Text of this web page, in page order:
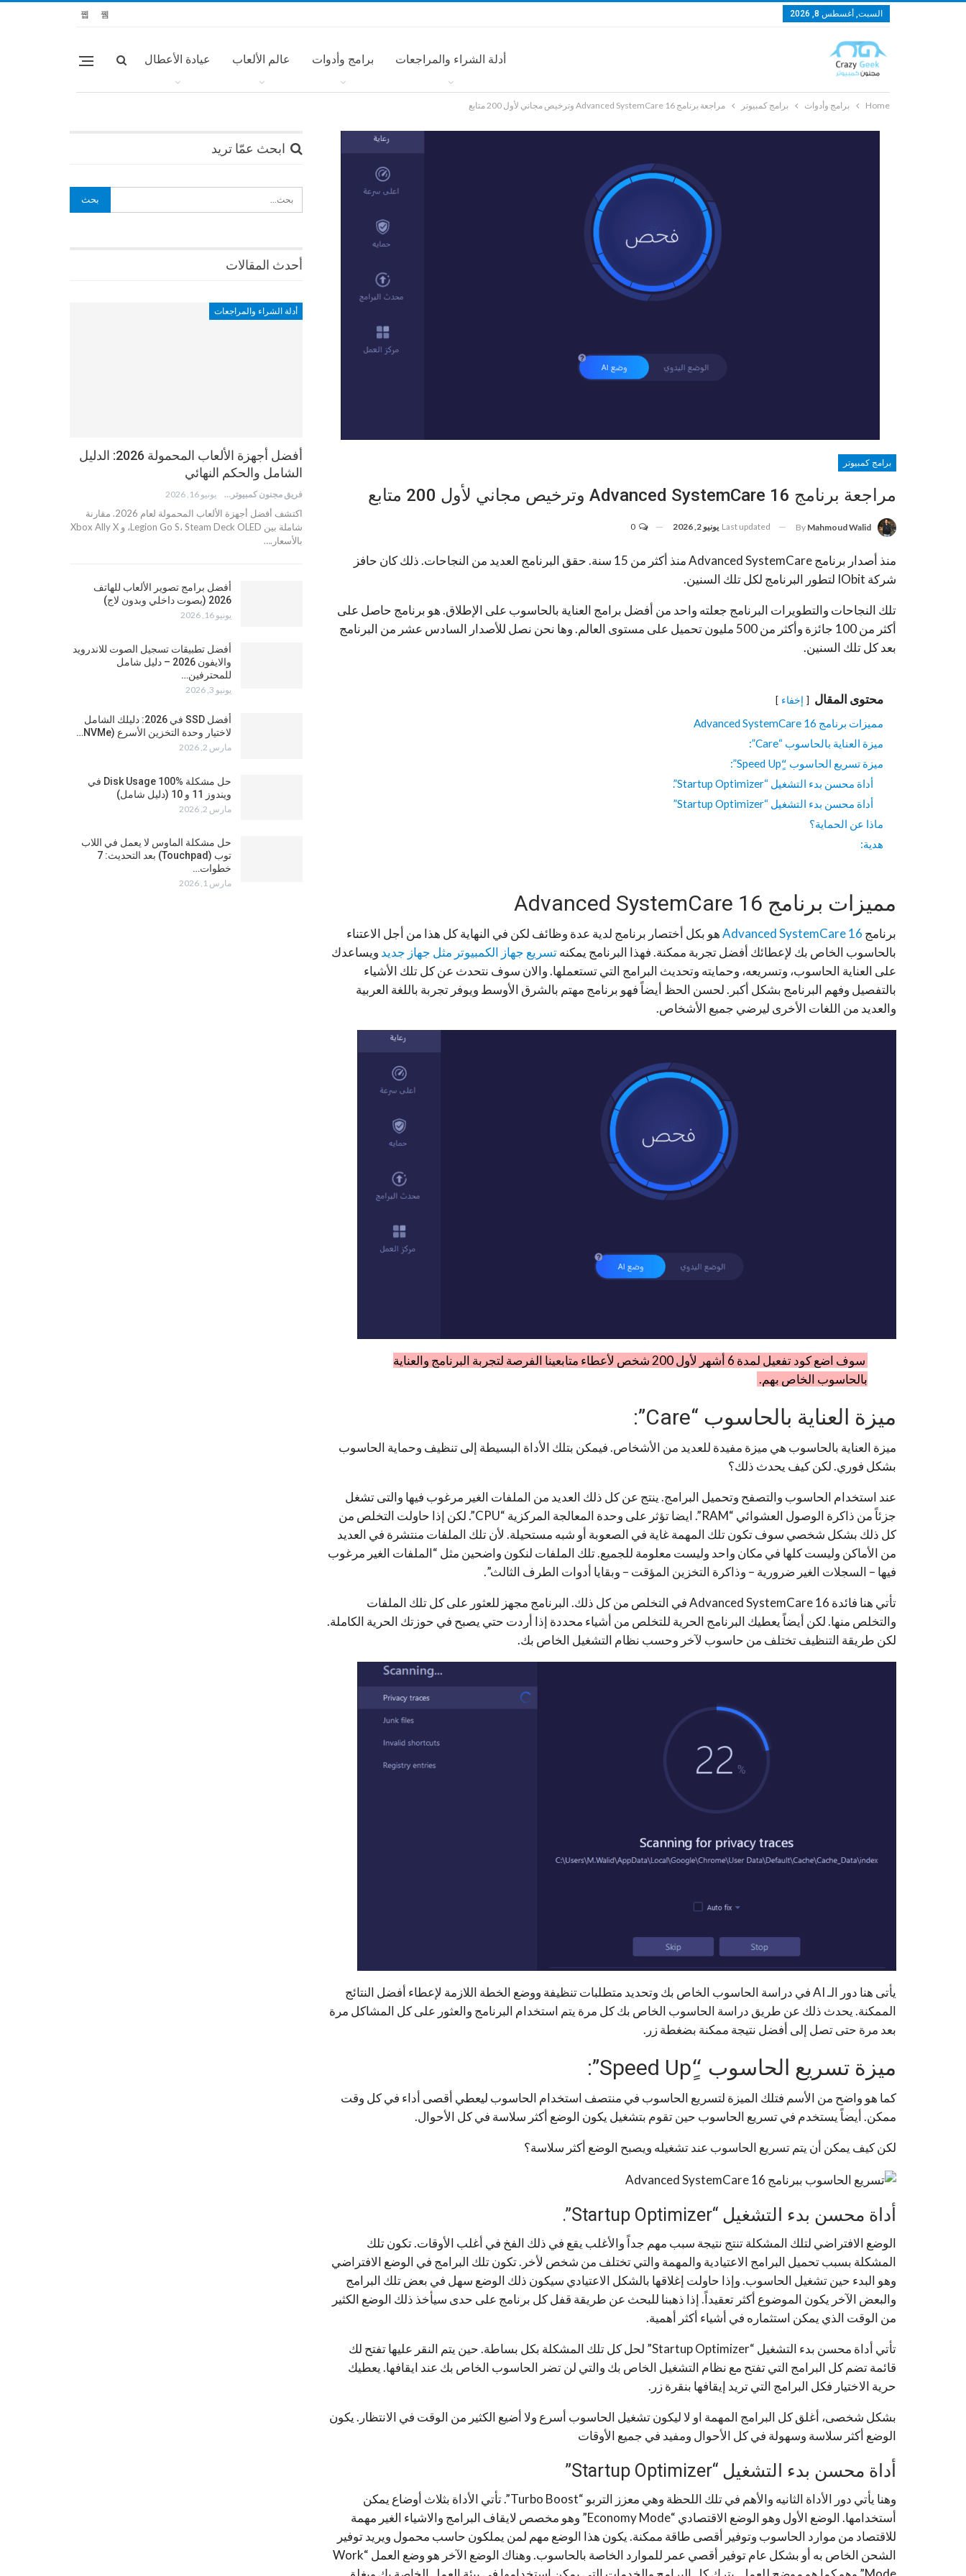
السبت, أغسطس 8, 2026
أدلة الشراء والمراجعات برامج وأدوات عالم الألعاب عيادة الأعطال
Home برامج وأدوات برامج كمبيوتر مراجعة برنامج Advanced SystemCare 16 وترخيص مجاني لأول 200 متابع
برامج كمبيوتر
مراجعة برنامج Advanced SystemCare 16 وترخيص مجاني لأول 200 متابع
By Mahmoud Walid
Last updated يونيو 2, 2026
منذ أصدار برنامج Advanced SystemCare منذ أكثر من 15 سنة. حقق البرنامج العديد من النجاحات. ذلك كان حافز
شركة IObit لتطور البرنامج لكل تلك السنين.
تلك النجاحات والتطويرات البرنامج جعلته واحد من أفضل برامج العناية بالحاسوب على الإطلاق. هو برنامج حاصل على
أكثر من 100 جائزة وأكثر من 500 مليون تحميل على مستوى العالم. وها نحن نصل للأصدار السادس عشر من البرنامج
بعد كل تلك السنين.
محتوى المقال إخفاء
مميزات برنامج Advanced SystemCare 16
ميزة العناية بالحاسوب “Care”:
ميزة تسريع الحاسوب “ٍSpeed Up”:
أداة محسن بدء التشغيل “Startup Optimizer”.
أداة محسن بدء التشغيل “Startup Optimizer”
ماذا عن الحماية؟
هدية:
مميزات برنامج Advanced SystemCare 16
برنامج Advanced SystemCare 16هو بكل أختصار برنامج لدية عدة وظائف لكن في النهاية كل هذا من أجل الاعتناء
بالحاسوب الخاص بك لإعطائك أفضل تجربة ممكنة. فهذا البرنامج يمكنهتسريع جهاز الكمبيوتر مثل جهاز جديد ويساعدك
على العناية الحاسوب، وتسريعه، وحمايته وتحديث البرامج التي تستعملها. والان سوف نتحدث عن كل تلك الأشياء
بالتفصيل وفهم البرنامج بشكل أكبر. لحسن الحظ أيضاً فهو برنامج مهتم بالشرق الأوسط ويوفر تجربة باللغة العربية
والعديد من اللغات الأخرى ليرضي جميع الأشخاص.
سوف اضع كود تفعيل لمدة 6 أشهر لأول 200 شخص لأعطاء متابعينا الفرصة لتجربة البرنامج والعناية
بالحاسوب الخاص بهم.
ميزة العناية بالحاسوب “Care”:
ميزة العناية بالحاسوب هي ميزة مفيدة للعديد من الأشخاص. فيمكن بتلك الأداة البسيطة إلى تنظيف وحماية الحاسوب
بشكل فوري. لكن كيف يحدث ذلك؟
عند استخدام الحاسوب والتصفح وتحميل البرامج. ينتج عن كل ذلك العديد من الملفات الغير مرغوب فيها والتى تشغل
جزئاً من ذاكرة الوصول العشوائي “RAM”. ايضا تؤثر على وحدة المعالجة المركزية “CPU”. لكن إذا حاولت التخلص من
كل ذلك بشكل شخصي سوف تكون تلك المهمة غاية في الصعوبة أو شبه مستحيلة. لأن تلك الملفات منتشرة في العديد
من الأماكن وليست كلها في مكان واحد وليست معلومة للجميع. تلك الملفات لنكون واضحين مثل “الملفات الغير مرغوب
فيها – السجلات الغير ضرورية – وذاكرة التخزين المؤقت – وبقايا أدوات الطرف الثالث”.
تأتي هنا فائدة Advanced SystemCare 16 في التخلص من كل ذلك. البرنامج مجهز للعثور على كل تلك الملفات
والتخلص منها. لكن أيضاً يعطيك البرنامج الحرية للتخلص من أشياء محددة إذا أردت حتي يصبح في حوزتك الحرية الكاملة.
لكن طريقة التنظيف تختلف من حاسوب لآخر وحسب نظام التشغيل الخاص بك.
يأتى هنا دور الـ AI في دراسة الحاسوب الخاص بك وتحديد متطلبات تنظيفة ووضع الخطة اللازمة لإعطاء أفضل النتائج
الممكنة. يحدث ذلك عن طريق دراسة الحاسوب الخاص بك كل مرة يتم استخدام البرنامج والعثور على كل المشاكل مرة
بعد مرة حتى تصل إلى أفضل نتيجة ممكنة بضغطة زر.
ميزة تسريع الحاسوب “ٍSpeed Up”:
كما هو واضح من الأسم فتلك الميزة لتسريع الحاسوب في منتصف استخدام الحاسوب ليعطي أقصى أداء في كل وقت
ممكن. أيضاً يستخدم في تسريع الحاسوب حين تقوم بتشغيل يكون الوضع أكثر سلاسة في كل الأحوال.
لكن كيف يمكن أن يتم تسريع الحاسوب عند تشغيله ويصبح الوضع أكثر سلاسة؟
أداة محسن بدء التشغيل “Startup Optimizer”.
الوضع الافتراضي لتلك المشكلة تنتج نتيجة سبب مهم جداً والأغلب يقع في ذلك الفخ في أغلب الأوقات. تكون تلك
المشكلة بسبب تحميل البرامج الاعتيادية والمهمة والتي تختلف من شخص لأخر. تكون تلك البرامج في الوضع الافتراضي
وهو البدء حين تشغيل الحاسوب. وإذا حاولت إغلاقها بالشكل الاعتيادي سيكون ذلك الوضع سهل في بعض تلك البرامج
والبعض الآخر يكون الموضوع أكثر تعقيداً. إذا ذهبنا للبحث عن طريقة قفل كل برنامج على حدى سيأخذ ذلك الوضع الكثير
من الوقت الذي يمكن استثماره في أشياء أكثر أهمية.
تأتي أداة محسن بدء التشغيل “Startup Optimizer” لحل كل تلك المشكلة بكل بساطة. حين يتم النقر عليها تفتح لك
قائمة تضم كل البرامج التي تفتح مع نظام التشغيل الخاص بك والتي لن تضر الحاسوب الخاص بك عند ايقافها. يعطيك
حرية الاختيار فكل البرامج التي تريد إيقافها بنقرة زر.
بشكل شخصى، أغلق كل البرامج المهمة او لا ليكون تشغيل الحاسوب أسرع ولا أضيع الكثير من الوقت في الانتظار. يكون
الوضع أكثر سلاسة وسهولة في كل الأحوال ومفيد في جميع الأوقات
أداة محسن بدء التشغيل “Startup Optimizer”
وهنا يأتي دور الأداة الثانيه والأهم في تلك اللحظة وهي معزز التربو “Turbo Boost”. تأتي الأداة بثلاث أوضاع يمكن
أستخدامها. الوضع الأول وهو الوضع الاقتصادي “Economy Mode” وهو مخصص لايقاف البرامج والاشياء الغير مهمة
للاقتصاد من موارد الحاسوب وتوفير أقصى طاقة ممكنة. يكون هذا الوضع مهم لمن يملكون حاسب محمول ويريد توفير
الشحن الخاص به أو بشكل عام توفير أقصي عمر للموارد الخاصة بالحاسوب. وهناك الوضع الآخر هو وضع العمل “Work
ابحث عمّا تريد
أحدث المقالات
أدلة الشراء والمراجعات
أفضل أجهزة الألعاب المحمولة 2026: الدليل
الشامل والحكم النهائي
فريق مجنون كمبيوتر يونيو 16, 2026
اكتشف أفضل أجهزة الألعاب المحمولة لعام 2026. مقارنة
شاملة بين Legion Go S، Steam Deck OLED، و Xbox Ally X
بالأسعار.…
أفضل برامج تصوير الألعاب للهاتف
2026 (بصوت داخلي وبدون لاج)
يونيو 16, 2026
أفضل تطبيقات تسجيل الصوت للاندرويد
والايفون 2026 – دليل شامل
للمحترفين…
يونيو 3, 2026
أفضل SSD في 2026: دليلك الشامل
لاختيار وحدة التخزين الأسرع (NVMe…
مارس 2, 2026
حل مشكلة Disk Usage 100% في
ويندوز 11 و 10 (دليل شامل)
مارس 2, 2026
حل مشكلة الماوس لا يعمل في اللاب
توب (Touchpad) بعد التحديث: 7
خطوات…
مارس 1, 2026